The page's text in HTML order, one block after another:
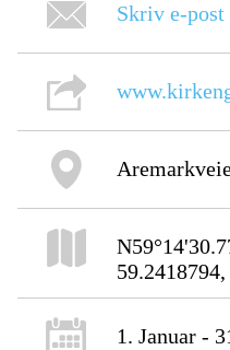
Skriv e-post
1. Januar -